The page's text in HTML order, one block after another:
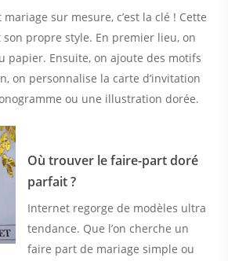
sur mesure, c’est la clé ! Cette
propre style. En premier lieu, on
papier. Ensuite, on ajoute des motifs
on personnalise la carte d’invitation
ou une illustration dorée.
Où trouver le faire-part doré
parfait ?
Internet regorge de modèles ultra
tendance. Que l’on cherche un
faire part de mariage simple ou